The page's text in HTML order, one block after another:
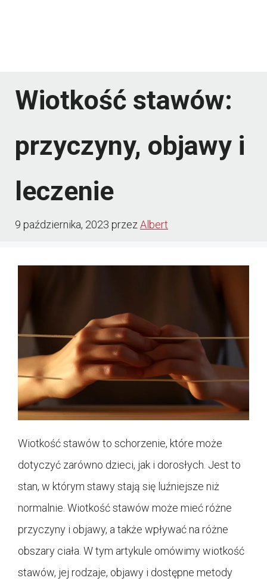
Wiotkość stawów:
przyczyny, objawy i
leczenie
9 października, 2023 przez Albert
Wiotkość stawów to schorzenie, które może
dotyczyć zarówno dzieci, jak i dorosłych. Jest to
stan, w którym stawy stają się luźniejsze niż
normalnie. Wiotkość stawów może mieć różne
przyczyny i objawy, a także wpływać na różne
obszary ciała. W tym artykule omówimy wiotkość
stawów, jej rodzaje, objawy i dostępne metody